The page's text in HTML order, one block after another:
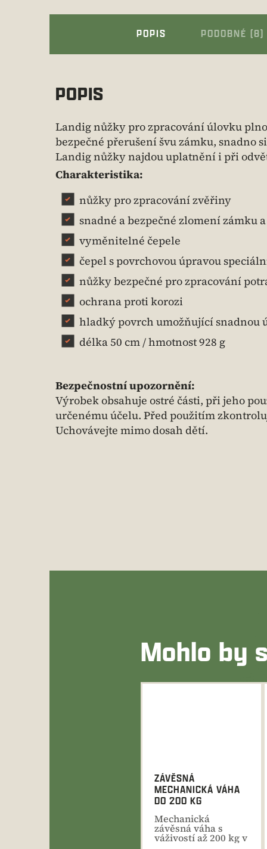
POPIS PODOBNÉ (8)
POPIS
Landig nůžky pro zpracování úlovku
bezpečné přerušení švu zámku, snadno
Landig nůžky najdou uplatnění i při
Charakteristika:
nůžky pro zpracování zvěřiny
snadné a bezpečné zlomení zámku
vyměnitelné čepele
čepel s povrchovou úpravou
nůžky bezpečné pro zpracování
ochrana proti korozi
hladký povrch umožňující snadnou
délka 50 cm / hmotnost 928 g
Bezpečnostní upozornění:
Výrobek obsahuje ostré části, při jeho
určenému účelu. Před použitím
Uchovávejte mimo dosah dětí.
Mohlo by
ZÁVĚSNÁ
MECHANICKÁ VÁHA
DO 200 KG
Mechanická
závěsná váha s
váživostí až 200 kg v